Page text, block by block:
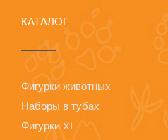
КАТАЛОГ
Фигурки животных
Наборы в тубах
Фигурки XL